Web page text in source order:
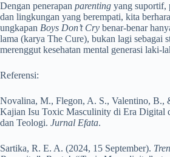
Dengan penerapan parenting yang suportif,
dan lingkungan yang berempati, kita
ungkapan Boys Don’t Cry benar-benar
lama (karya The Cure), bukan lagi sebagai
merenggut kesehatan mental generasi laki-
Referensi:
Novalina, M., Flegon, A. S., Valentino, B.,
Kajian Isu Toxic Masculinity di Era Digital
dan Teologi. Jurnal Efata.
Sartika, R. E. A. (2024, 15 September).